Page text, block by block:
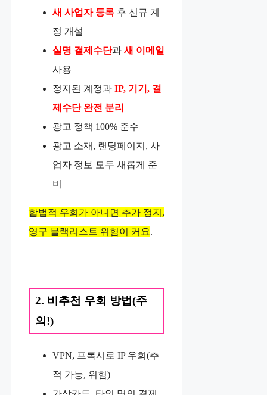
새 사업자 등록 후 신규 계
정 개설
실명 결제수단과 새 이메일
사용
정지된 계정과 IP, 기기, 결
제수단 완전 분리
광고 정책 100% 준수
광고 소재, 랜딩페이지, 사
업자 정보 모두 새롭게 준
비
합법적 우회가 아니면 추가 정지,
영구 블랙리스트 위험이 커요.
2. 비추천 우회 방법(주
의!)
VPN, 프록시로 IP 우회(추
적 가능, 위험)